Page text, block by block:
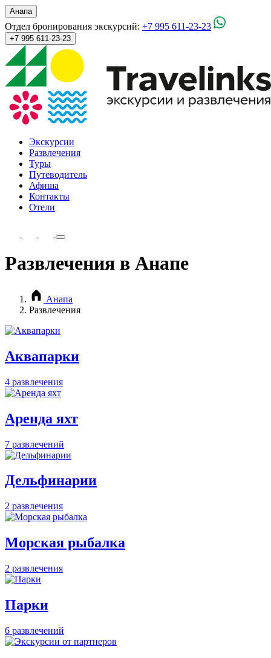
Анапа
Отдел бронирования экскурсий: +7 995 611-23-23
+7 995 611-23-23
Экскурсии
Развлечения
Туры
Путеводитель
Афиша
Контакты
Отели
Развлечения в Анапе
Анапа
Развлечения
Аквапарки
4 развлечения
Аренда яхт
7 развлечений
Дельфинарии
2 развлечения
Морская рыбалка
2 развлечения
Парки
6 развлечений